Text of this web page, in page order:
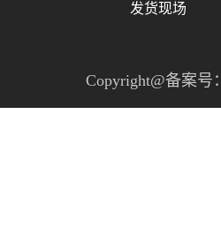
发货现场
Copyright@备案号：